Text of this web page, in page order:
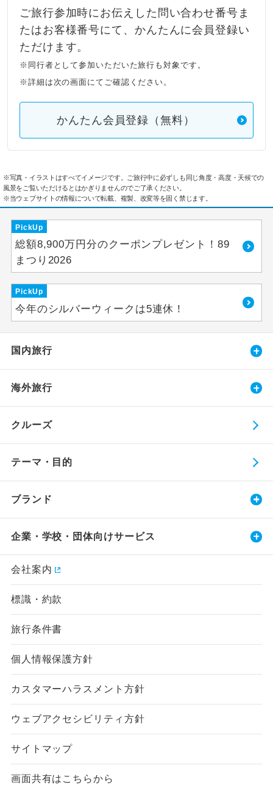
ご旅行参加時にお伝えした問い合わせ番号ま
たはお客様番号にて、かんたんに会員登録い
ただけます。
※同行者として参加いただいた旅行も対象です。
※詳細は次の画面にてご確認ください。
かんたん会員登録（無料）
※写真・イラストはすべてイメージです。ご旅行中に必ずしも同じ角度・高度・天候での
風景をご覧いただけるとはかぎりませんのでご了承ください。
※当ウェブサイトの情報について転載、複製、改変等を固く禁じます。
PickUp
総額8,900万円分のクーポンプレゼント！89
まつり2026
PickUp
今年のシルバーウィークは5連休！
国内旅行
海外旅行
クルーズ
テーマ・目的
ブランド
企業・学校・団体向けサービス
会社案内
標識・約款
旅行条件書
個人情報保護方針
カスタマーハラスメント方針
ウェブアクセシビリティ方針
サイトマップ
画面共有はこちらから